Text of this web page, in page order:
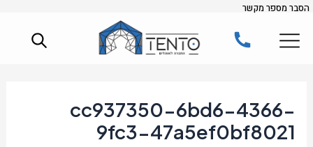
דילוג
לתוכן
הסבר מספר מקשר
cc937350-6bd6-4366-
9fc3-47a5ef0bf8021
Post
navigation